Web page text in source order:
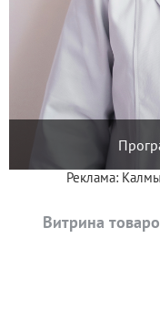
Реклама:
Витрина